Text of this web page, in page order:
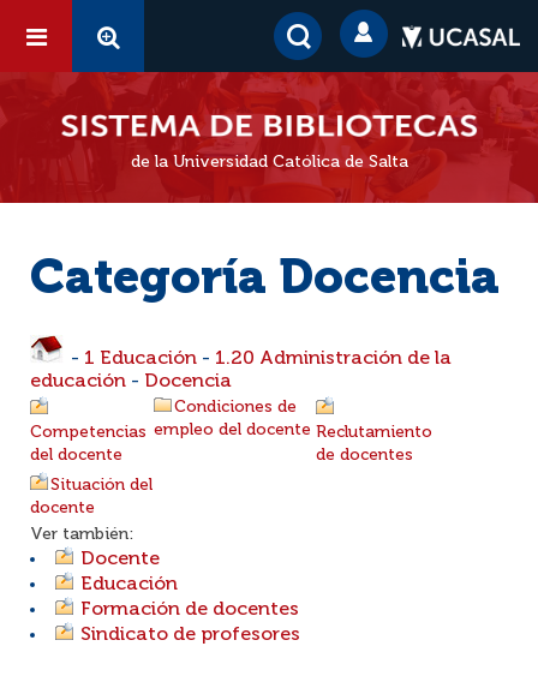
de la Universidad Católica de Salta
Categoría Docencia
- 1 Educación - 1.20 Administración de la
educación - Docencia
Competencias
del docente
Condiciones de
empleo del docente Reclutamiento
de docentes
Situación del
docente
Ver también:
Docente
Educación
Formación de docentes
Sindicato de profesores